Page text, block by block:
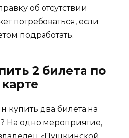
об отсутствии
потребоваться, если
подработать.
2 билета по
купить два билета на
На одно мероприятие,
«Пушкинской